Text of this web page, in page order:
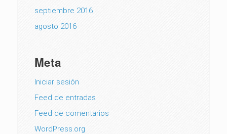
septiembre 2016
agosto 2016
Meta
Iniciar sesión
Feed de entradas
Feed de comentarios
WordPress.org